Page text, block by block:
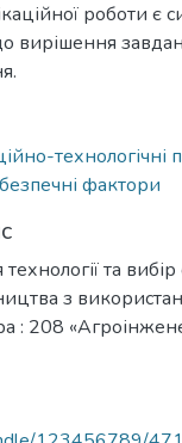
роботи є
технологічні
фактори
та
з
: 208